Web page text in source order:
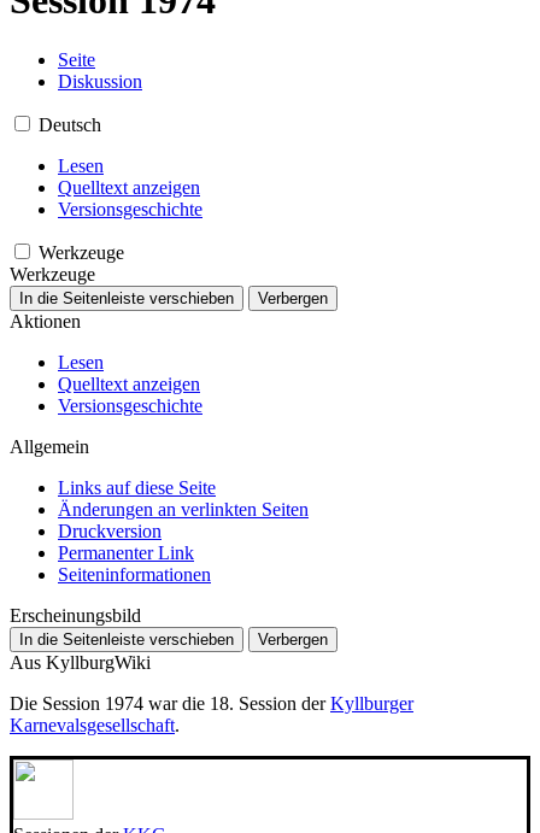
Seite
Diskussion
Deutsch
Lesen
Quelltext anzeigen
Versionsgeschichte
Werkzeuge
Werkzeuge
In die Seitenleiste verschieben Verbergen
Aktionen
Lesen
Quelltext anzeigen
Versionsgeschichte
Allgemein
Links auf diese Seite
Änderungen an verlinkten Seiten
Druckversion
Permanenter Link
Seiten­­informationen
Erscheinungsbild
In die Seitenleiste verschieben Verbergen
Aus KyllburgWiki
Die Session 1974 war die 18. Session derKyllburger
Karnevalsgesellschaft.